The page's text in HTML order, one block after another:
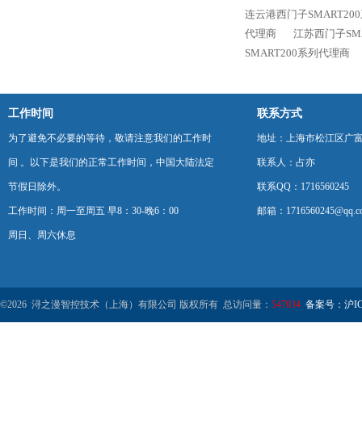
连云港西门子
代理商
江苏西门子
SMART200系列代理商
工作时间
为了避免不必要的等待，敬请注意我们的工作时
间 。以下是我们的正常工作时间，中国大陆法定
节假日除外。
工作时间：周一至周五 早8：30-晚6：00
周日、周六休息
联系方式
地址：上海市松江区广
联系人：占亦
联系QQ：1716560245
邮箱：
©2026 浔之漫智控技术（上海）有限公司 版权所有 总访问量： 547034 备案号：沪